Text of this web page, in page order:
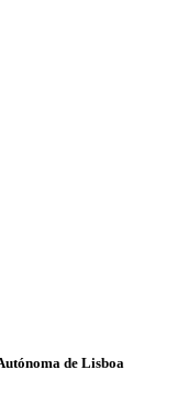
de Lisboa